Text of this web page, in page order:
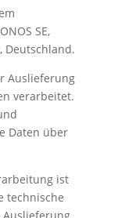
SE,
Deutschland.
Auslieferung
verarbeitet.
Daten über
ist
technische